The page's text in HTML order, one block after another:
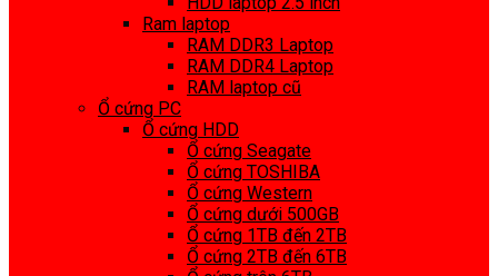
Ram laptop
RAM DDR3 Laptop
RAM DDR4 Laptop
RAM laptop cũ
Ổ cứng PC
Ổ cứng HDD
Ổ cứng Seagate
Ổ cứng TOSHIBA
Ổ cứng Western
Ổ cứng dưới 500GB
Ổ cứng 1TB đến 2TB
Ổ cứng 2TB đến 6TB